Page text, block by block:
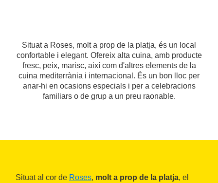
Situat a Roses, molt a prop de la platja, és un local
confortable i elegant. Ofereix alta cuina, amb producte
fresc, peix, marisc, així com d'altres elements de la
cuina mediterrània i internacional. És un bon lloc per
anar-hi en ocasions especials i per a celebracions
familiars o de grup a un preu raonable.
Situat al cor de Roses, molt a prop de la platja, el